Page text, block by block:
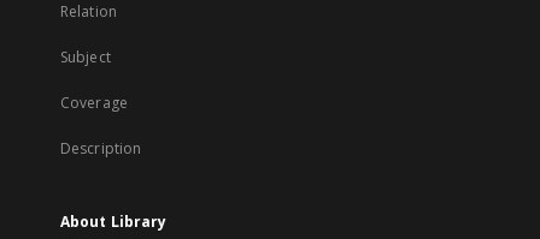
Relation
Subject
Coverage
Description
About Library